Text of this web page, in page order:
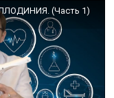
(Часть 1)